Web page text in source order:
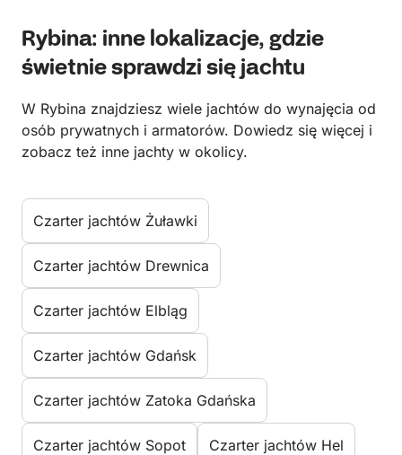
Rybina: inne lokalizacje, gdzie
świetnie sprawdzi się jachtu
W Rybina znajdziesz wiele jachtów do wynajęcia od
osób prywatnych i armatorów. Dowiedz się więcej i
zobacz też inne jachty w okolicy.
Czarter jachtów Żuławki
Czarter jachtów Drewnica
Czarter jachtów Elbląg
Czarter jachtów Gdańsk
Czarter jachtów Zatoka Gdańska
Czarter jachtów Sopot Czarter jachtów Hel